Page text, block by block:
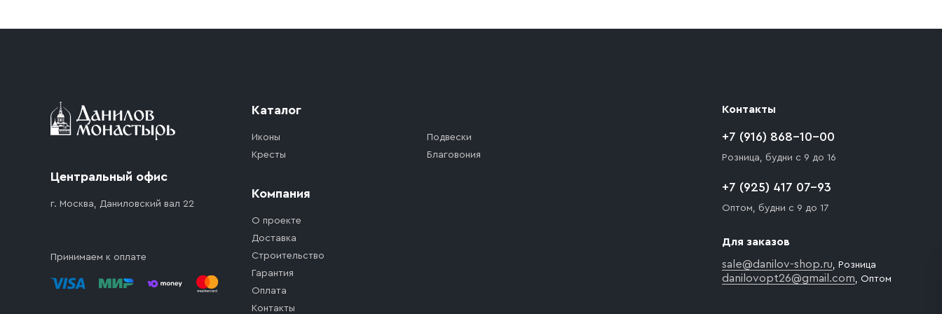
доставка осуществляется до ближайшего места, которое максимально близко к месту запланированной разгрузки товара и не нарушает правила
Центральный офис
г. Москва, Даниловский вал 22
Принимаем к оплате
Каталог
Иконы
Кресты
Подвески
Благовония
Компания
О проекте
Доставка
Строительство
Гарантия
Оплата
Контакты
Контакты
+7 (916) 868-10-00
Розница, будни с 9 до 16
+7 (925) 417 07-93
Оптом, будни с 9 до 17
Для заказов
sale@danilov-shop.ru, Розница
danilovopt26@gmail.com, Оптом